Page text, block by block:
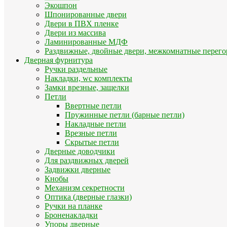
Экошпон
Шпонированные двери
Двери в ПВХ пленке
Двери из массива
Ламинированные МДФ
Раздвижные, двойные двери, межкомнатные
Дверная фурнитура
Ручки раздельные
Накладки, wc комплекты
Замки врезные, защелки
Петли
Ввертные петли
Пружинные петли (барные петли)
Накладные петли
Врезные петли
Скрытые петли
Дверные доводчики
Для раздвижных дверей
Задвижки дверные
Кнобы
Механизм секретности
Оптика (дверные глазки)
Ручки на планке
Броненакладки
Упоры дверные